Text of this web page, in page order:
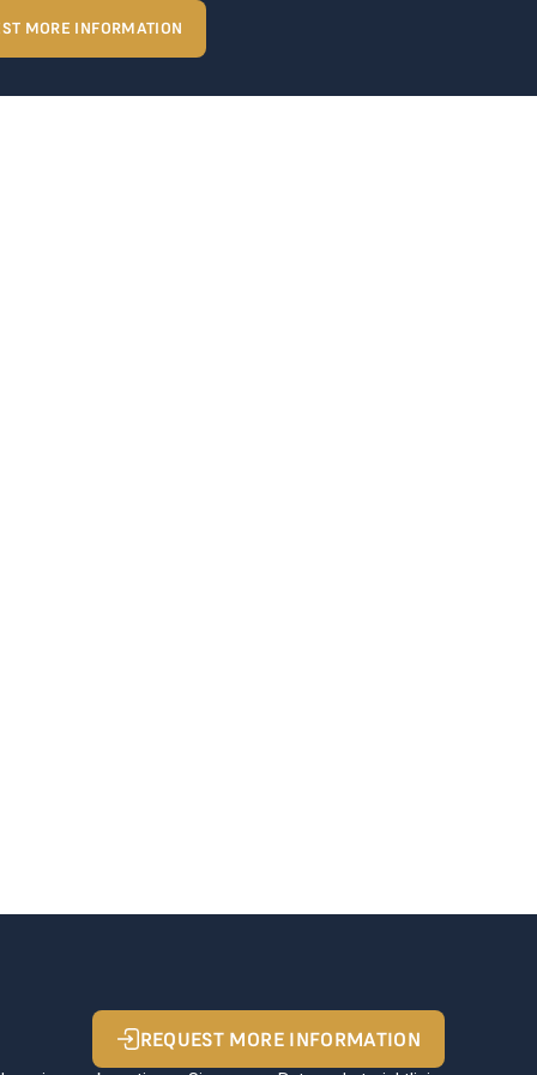
MORE INFORMATION
REQUEST MORE INFORMATION